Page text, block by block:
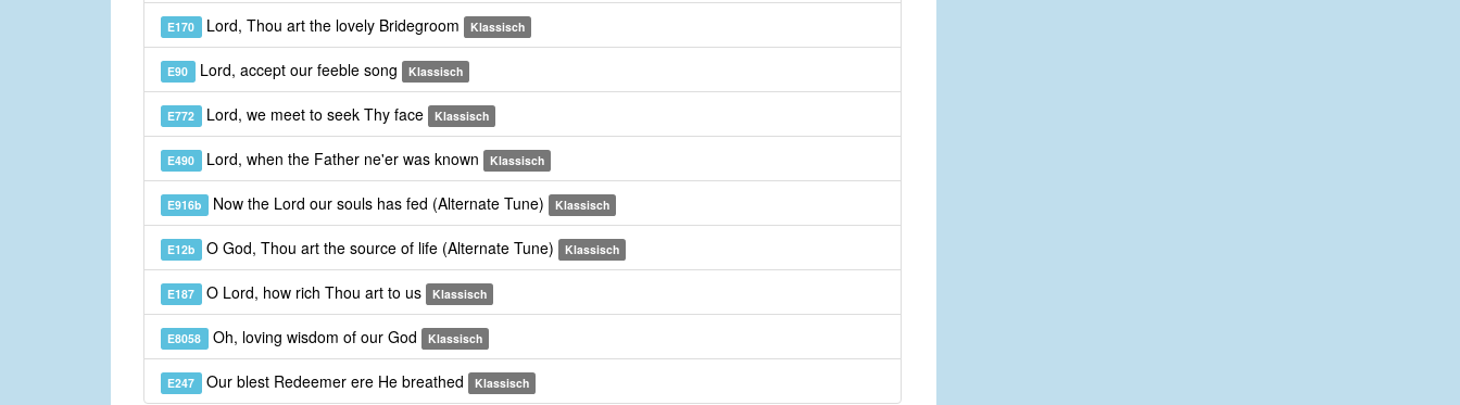
E170 Lord, Thou art the lovely Bridegroom Klassisch
E90 Lord, accept our feeble song Klassisch
E772 Lord, we meet to seek Thy face Klassisch
E490 Lord, when the Father ne'er was known Klassisch
E916b Now the Lord our souls has fed (Alternate Tune) Klassisch
E12b O God, Thou art the source of life (Alternate Tune) Klassisch
E187 O Lord, how rich Thou art to us Klassisch
E8058 Oh, loving wisdom of our God Klassisch
E247 Our blest Redeemer ere He breathed Klassisch